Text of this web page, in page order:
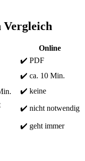
Vergleich
Online
✔️ PDF
✔️ ca. 10 Min.
✔️ keine
✔️ nicht notwendig
✔️ geht immer